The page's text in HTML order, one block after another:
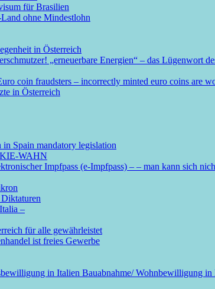
für Brasilien
ohne Mindestlohn
in Österreich
„erneuerbare Energien“ – das Lügenwort
coin fraudsters – incorrectly minted euro coins are
in Österreich
Spain mandatory legislation
WAHN
Impfpass (e-Impfpass) – – man kann sich
–
für alle gewährleistet
ist freies Gewerbe
in Italien Bauabnahme/ Wohnbewilligung